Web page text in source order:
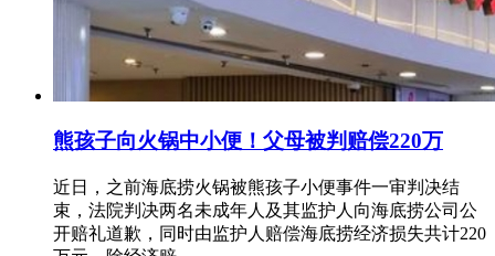
熊孩子向火锅中小便！父母被判赔偿220万
近日，之前海底捞火锅被熊孩子小便事件一审判决结
束，法院判决两名未成年人及其监护人向海底捞公司公
开赔礼道歉，同时由监护人赔偿海底捞经济损失共计220